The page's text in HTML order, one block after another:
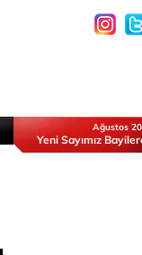
Ağustos
Yeni Sayımız